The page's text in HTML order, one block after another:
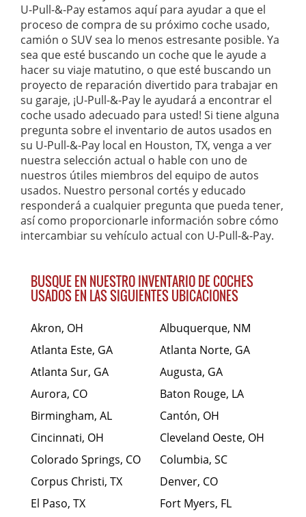
U-Pull-&-Pay estamos aquí para ayudar a que el
proceso de compra de su próximo coche usado,
camión o SUV sea lo menos estresante posible. Ya
sea que esté buscando un coche que le ayude a
hacer su viaje matutino, o que esté buscando un
proyecto de reparación divertido para trabajar en
su garaje, ¡U-Pull-&-Pay le ayudará a encontrar el
coche usado adecuado para usted! Si tiene alguna
pregunta sobre el inventario de autos usados en
su U-Pull-&-Pay local en Houston, TX, venga a ver
nuestra selección actual o hable con uno de
nuestros útiles miembros del equipo de autos
usados. Nuestro personal cortés y educado
responderá a cualquier pregunta que pueda tener,
así como proporcionarle información sobre cómo
intercambiar su vehículo actual con U-Pull-&-Pay.
BUSQUE EN NUESTRO INVENTARIO DE COCHES
USADOS EN LAS SIGUIENTES UBICACIONES
Akron, OH
Albuquerque, NM
Atlanta Este, GA
Atlanta Norte, GA
Atlanta Sur, GA
Augusta, GA
Aurora, CO
Baton Rouge, LA
Birmingham, AL
Cantón, OH
Cincinnati, OH
Cleveland Oeste, OH
Colorado Springs, CO
Columbia, SC
Corpus Christi, TX
Denver, CO
El Paso, TX
Fort Myers, FL